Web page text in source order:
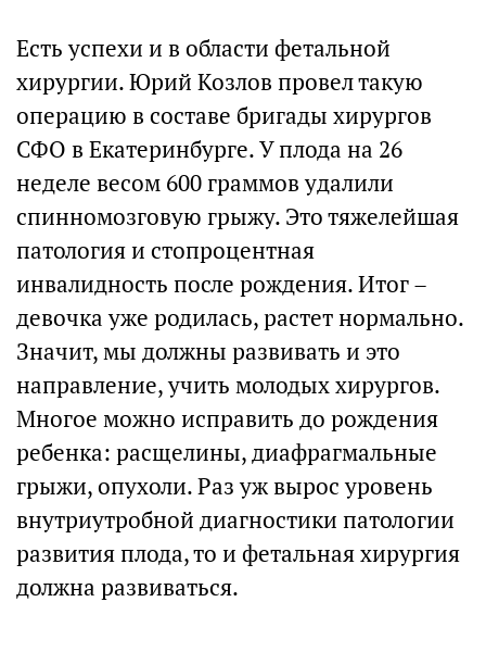
Есть успехи и в области фетальной
хирургии. Юрий Козлов провел такую
операцию в составе бригады хирургов
СФО в Екатеринбурге. У плода на 26
неделе весом 600 граммов удалили
спинномозговую грыжу. Это тяжелейшая
патология и стопроцентная
инвалидность после рождения. Итог –
девочка уже родилась, растет нормально.
Значит, мы должны развивать и это
направление, учить молодых хирургов.
Многое можно исправить до рождения
ребенка: расщелины, диафрагмальные
грыжи, опухоли. Раз уж вырос уровень
внутриутробной диагностики патологии
развития плода, то и фетальная хирургия
должна развиваться.